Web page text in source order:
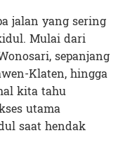
jalan yang sering
Mulai dari
sepanjang
Klaten, hingga
kita tahu
utama
saat hendak